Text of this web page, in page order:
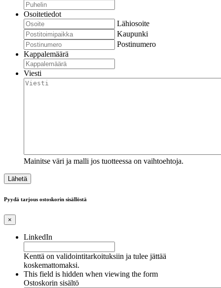
Osoitetiedot
Lähiosoite
Kaupunki
Postinumero
Kappalemäärä
Viesti
Mainitse väri ja malli jos tuotteessa on vaihtoehtoja.
Pyydä tarjous ostoskorin sisällöstä
×
LinkedIn
Kenttä on validointitarkoituksiin ja tulee jättää
koskemattomaksi.
This field is hidden when viewing the form
Ostoskorin sisältö